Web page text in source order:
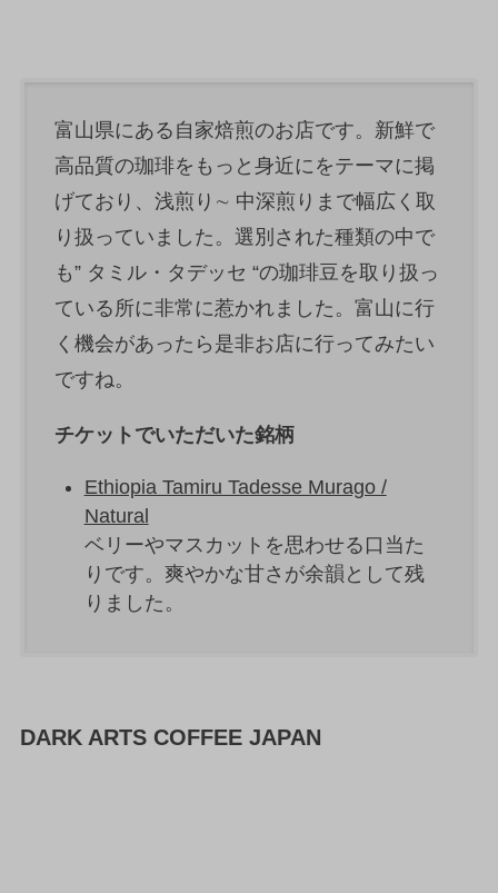
富山県にある自家焙煎のお店です。新鮮で
高品質の珈琲をもっと身近にをテーマに掲
げており、浅煎り∼ 中深煎りまで幅広く取
り扱っていました。選別された種類の中で
も” タミル・タデッセ “の珈琲豆を取り扱っ
ている所に非常に惹かれました。富山に行
く機会があったら是非お店に行ってみたい
ですね。
チケットでいただいた銘柄
Ethiopia Tamiru Tadesse Murago /
Natural
ベリーやマスカットを思わせる口当た
りです。爽やかな甘さが余韻として残
りました。
DARK ARTS COFFEE JAPAN